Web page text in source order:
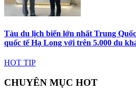
Tàu du lịch biển lớn nhất Trung
quốc tế Hạ Long với trên 5.000 du
HOT TIP
CHUYÊN MỤC HOT